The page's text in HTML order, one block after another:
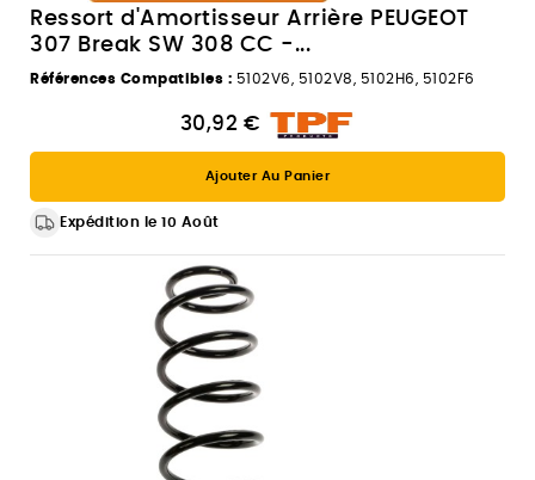
Ressort d'Amortisseur Arrière PEUGEOT
307 Break SW 308 CC -...
Références Compatibles : 5102V6, 5102V8, 5102H6, 5102F6
30,92 €
Ajouter Au Panier
Expédition le 10 Août